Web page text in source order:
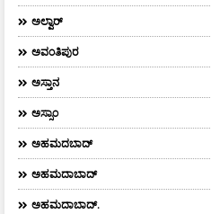
ಅಲ್ವಾರ್
ಅವಂತಿಪುರ
ಅಸ್ತಾನ
ಅಸ್ಸಾಂ
ಅಹಮದಬಾದ್
ಅಹಮದಾಬಾದ್
ಅಹಮದಾಬಾದ್‌.